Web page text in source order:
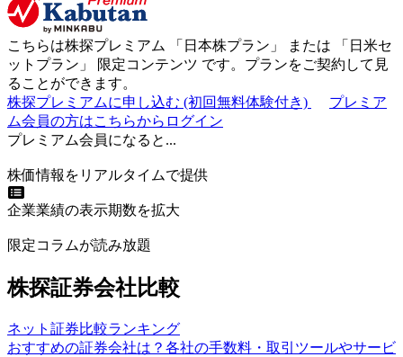
こちらは株探プレミアム 「 日本株プラン 」 または 「 日米セ
ットプラン 」 限定コンテンツ です。プランをご契約して見
ることができます。
株探プレミアムに申し込む (初回無料体験付き)
プレミア
ム会員の方はこちらからログイン
プレミアム会員になると...
株価情報をリアルタイムで提供
企業業績の表示期数を拡大
限定コラムが読み放題
株探証券会社比較
ネット証券比較ランキング
おすすめの証券会社は？各社の手数料・取引ツールやサービ